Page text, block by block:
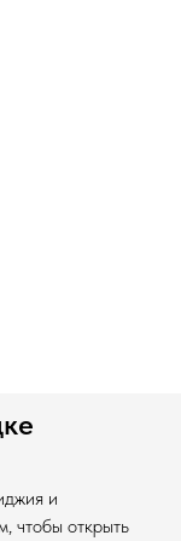
и
чтобы открыть